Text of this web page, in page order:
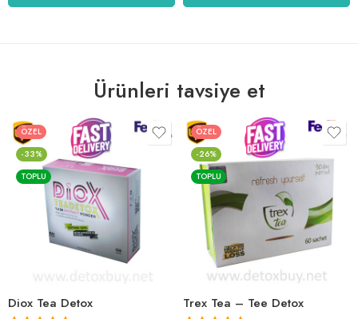
Ürünleri tavsiye et
ÖZEL
-33%
TOPLU
Diox Tea Detox
ÖZEL
-26%
TOPLU
Trex Tea – Tee Detox